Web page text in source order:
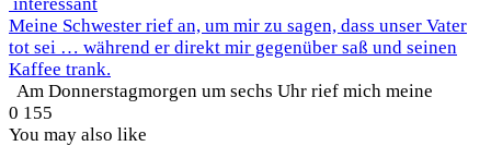
Meine Schwester rief an, um mir zu sagen, dass unser Vater
tot sei … während er direkt mir gegenüber saß und seinen
Kaffee trank.
Am Donnerstagmorgen um sechs Uhr rief mich meine
0 155
You may also like